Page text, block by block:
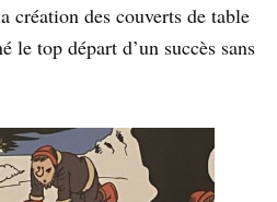
création des couverts de table
le top départ d’un succès sans